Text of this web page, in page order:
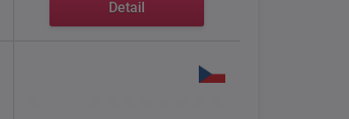
Detail